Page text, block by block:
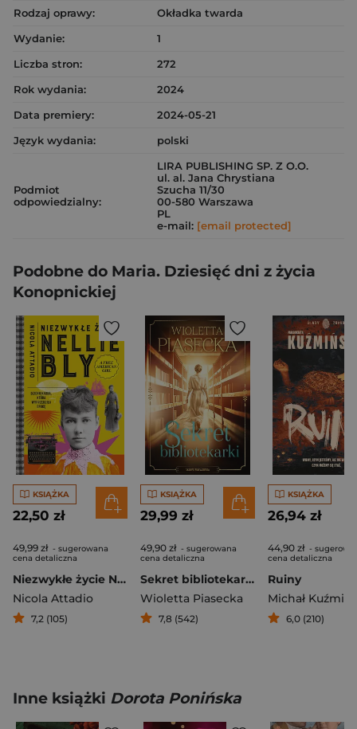
Rodzaj oprawy:
Okładka twarda
Wydanie:
1
Liczba stron:
272
Rok wydania:
2024
Data premiery:
2024-05-21
Język wydania:
polski
Podmiot
odpowiedzialny:
LIRA PUBLISHING SP. Z O.O.
ul. al. Jana Chrystiana
Szucha 11/30
00-580 Warszawa
PL
e-mail: [email protected]
Podobne do Maria. Dziesięć dni z życia
Konopnickiej
KSIĄŻKA
22,50 zł
49,99 zł - sugerowana
cena detaliczna
Niezwykłe życie Nellie Bly. Dziennikarka, która wyprzedziła epokę
Nicola Attadio
7,2 (105)
KSIĄŻKA
29,99 zł
49,90 zł - sugerowana
cena detaliczna
Sekret bibliotekarki
Wioletta Piasecka
7,8 (542)
KSIĄŻKA
26,94 zł
44,90 zł -
cena detaliczna
Ruiny
Michał
6,0 (210)
Inne książki Dorota Ponińska